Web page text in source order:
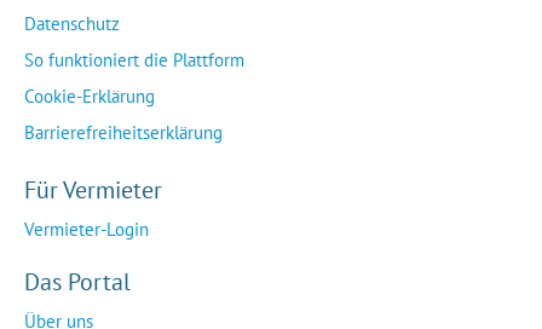
Datenschutz
So funktioniert die Plattform
Cookie-Erklärung
Barrierefreiheitserklärung
Für Vermieter
Vermieter-Login
Das Portal
Über uns